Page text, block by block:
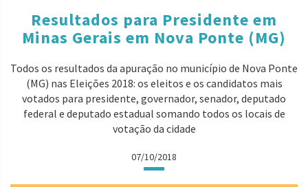
Resultados para Presidente em
Minas Gerais em Nova Ponte (MG)
Todos os resultados da apuração no município de Nova Ponte
(MG) nas Eleições 2018: os eleitos e os candidatos mais
votados para presidente, governador, senador, deputado
federal e deputado estadual somando todos os locais de
votação da cidade
07/10/2018